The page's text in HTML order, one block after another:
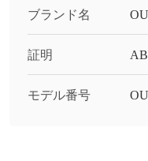
ブランド名
証明
モデル番号